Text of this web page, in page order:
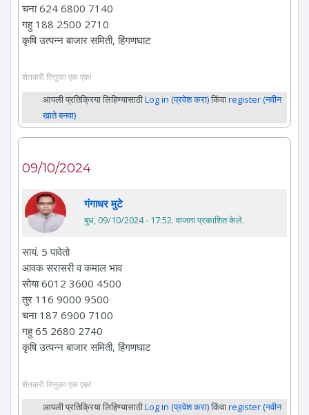
चना 624 6800 7140
गहु 188 2500 2710
कृषि उत्पन्न बाजार समिती, हिंगणघाट
शेतकरी तितुका एक एक!
आपली प्रतिक्रिया लिहिण्यासाठीLog in (प्रवेश करा)किंवाregister (नवीन
खाते बनवा)
09/10/2024
गंगाधर मुटे
बुध, 09/10/2024 - 17:52. वाजता प्रकाशित केले.
सायं. 5 पावेतो
आवक सरासरी व कमाल भाव
सोया 6012 3600 4500
तुर 116 9000 9500
चना 187 6900 7100
गहु 65 2680 2740
कृषि उत्पन्न बाजार समिती, हिंगणघाट
शेतकरी तितुका एक एक!
आपली प्रतिक्रिया लिहिण्यासाठीLog in (प्रवेश करा)किंवाregister (नवीन